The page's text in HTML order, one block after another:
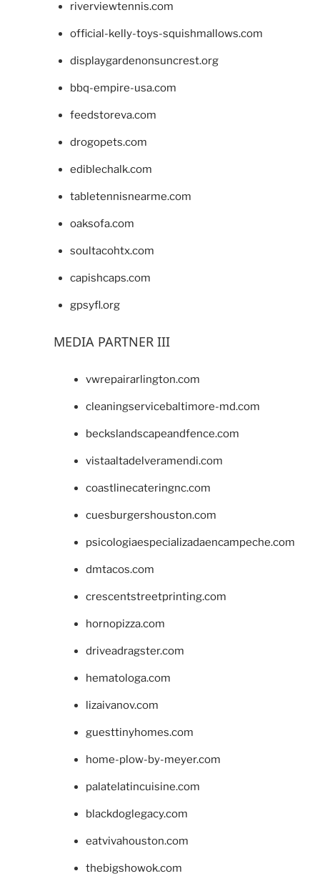
riverviewtennis.com
official-kelly-toys-squishmallows.com
displaygardenonsuncrest.org
bbq-empire-usa.com
feedstoreva.com
drogopets.com
ediblechalk.com
tabletennisnearme.com
oaksofa.com
soultacohtx.com
capishcaps.com
gpsyfl.org
MEDIA PARTNER III
vwrepairarlington.com
cleaningservicebaltimore-md.com
beckslandscapeandfence.com
vistaaltadelveramendi.com
coastlinecateringnc.com
cuesburgershouston.com
psicologiaespecializadaencampeche.com
dmtacos.com
crescentstreetprinting.com
hornopizza.com
driveadragster.com
hematologa.com
lizaivanov.com
guesttinyhomes.com
home-plow-by-meyer.com
palatelatincuisine.com
blackdoglegacy.com
eatvivahouston.com
thebigshowok.com